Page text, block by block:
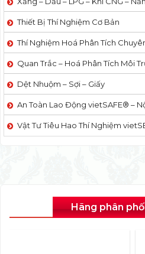
Thiết Bị Thí Nghiệm Cơ Bản
Thí Nghiệm Hoá Phân Tích
Quan Trắc – Hoá Phân Tích Môi
Dệt Nhuộm – Sợi – Giấy
An Toàn Lao Động vietSAFE® –
Vật Tư Tiêu Hao Thí Nghiệm
Hãng phân